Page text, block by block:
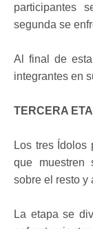
participantes
segunda se
Al final de
integrantes en
TERCERA
Los tres Ídolos
que muestren
sobre el resto y
La etapa se